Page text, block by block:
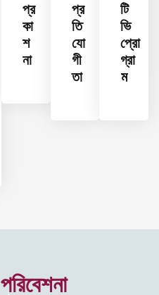
প্র
কা
শ
না
প্র
তি
যো
গী
তা
টি
ভি
প্রো
গ্রা
ম
পরিবেশনা